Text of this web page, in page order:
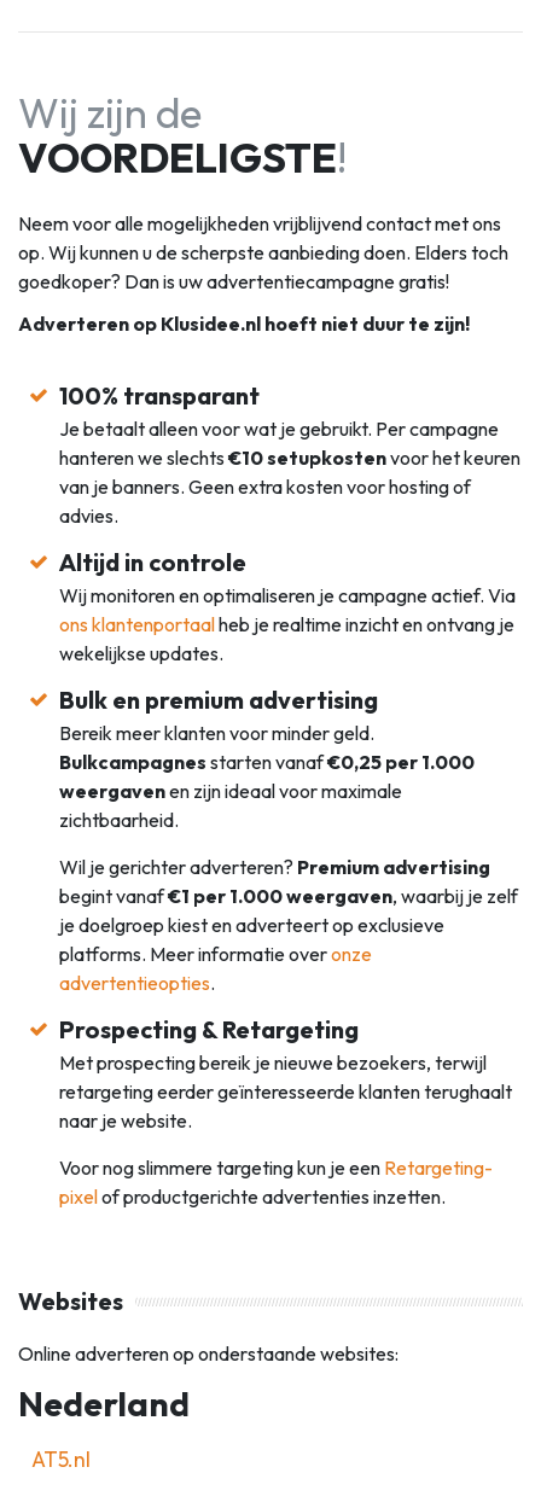
Wij zijn de
VOORDELIGSTE!
Neem voor alle mogelijkheden vrijblijvend contact met ons
op. Wij kunnen u de scherpste aanbieding doen. Elders toch
goedkoper? Dan is uw advertentiecampagne gratis!
Adverteren op Klusidee.nl hoeft niet duur te zijn!
100% transparant
Je betaalt alleen voor wat je gebruikt. Per campagne
hanteren we slechts€10 setupkostenvoor het keuren
van je banners. Geen extra kosten voor hosting of
advies.
Altijd in controle
Wij monitoren en optimaliseren je campagne actief. Via
ons klantenportaalheb je realtime inzicht en ontvang je
wekelijkse updates.
Bulk en premium advertising
Bereik meer klanten voor minder geld.
Bulkcampagnes starten vanaf€0,25 per 1.000
weergavenen zijn ideaal voor maximale
zichtbaarheid.
Wil je gerichter adverteren? Premium advertising
begint vanaf€1 per 1.000 weergaven, waarbij je zelf
je doelgroep kiest en adverteert op exclusieve
platforms. Meer informatie overonze
advertentieopties.
Prospecting & Retargeting
Met prospecting bereik je nieuwe bezoekers, terwijl
retargeting eerder geïnteresseerde klanten terughaalt
naar je website.
Voor nog slimmere targeting kun je een Retargeting-
pixelof productgerichte advertenties inzetten.
Websites
Online adverteren op onderstaande websites:
Nederland
AT5.nl